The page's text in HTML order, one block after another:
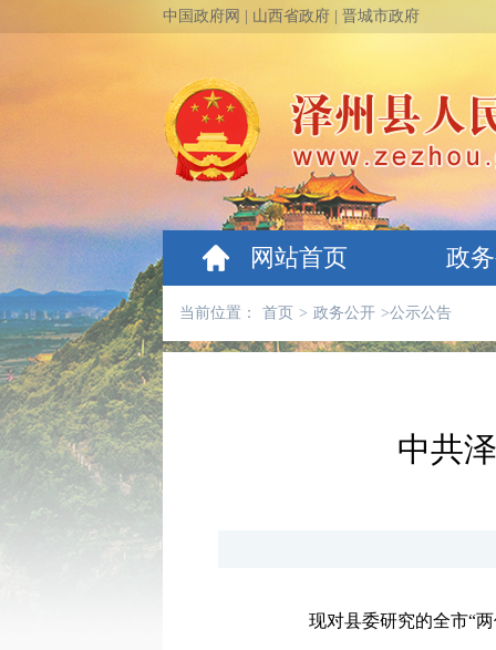
中国政府网 山西省政府 晋城市政府
网站首页 政
当前位置： 首页 > 政务公开 >公示公告
中共
现对县委研究的全市“